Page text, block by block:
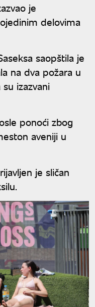
je
delovima
saopštila je
na dva požara u
izazvani
ponoći zbog
aveniji u
je sličan